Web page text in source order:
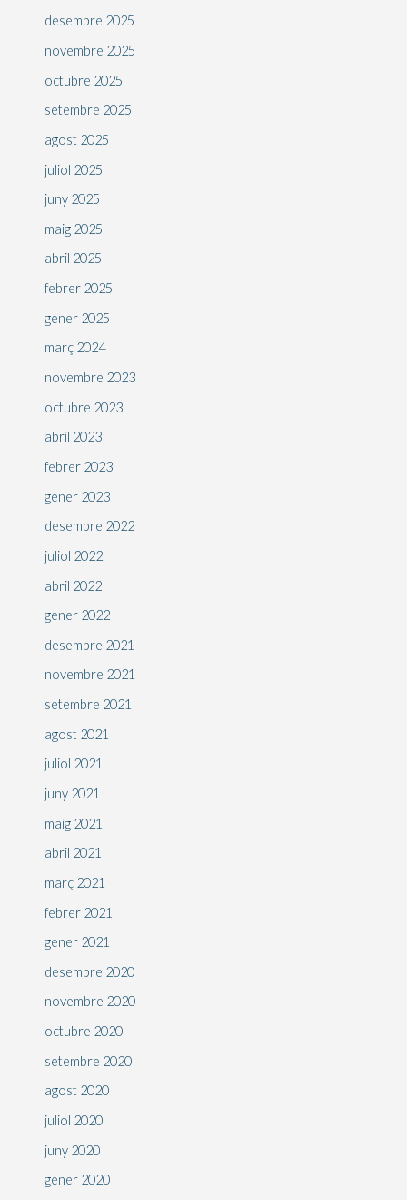
desembre 2025
novembre 2025
octubre 2025
setembre 2025
agost 2025
juliol 2025
juny 2025
maig 2025
abril 2025
febrer 2025
gener 2025
març 2024
novembre 2023
octubre 2023
abril 2023
febrer 2023
gener 2023
desembre 2022
juliol 2022
abril 2022
gener 2022
desembre 2021
novembre 2021
setembre 2021
agost 2021
juliol 2021
juny 2021
maig 2021
abril 2021
març 2021
febrer 2021
gener 2021
desembre 2020
novembre 2020
octubre 2020
setembre 2020
agost 2020
juliol 2020
juny 2020
gener 2020